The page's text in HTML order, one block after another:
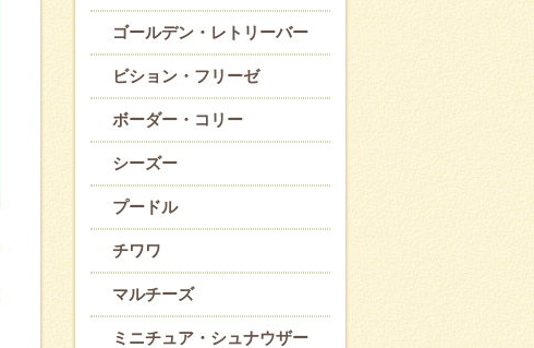
ゴールデン・レトリーバー
ビション・フリーゼ
ボーダー・コリー
シーズー
プードル
チワワ
マルチーズ
ミニチュア・シュナウザー